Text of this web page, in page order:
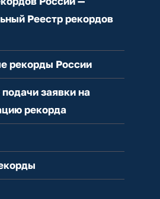
Реестр рекордов
рекорды России
заявки на
рекорда